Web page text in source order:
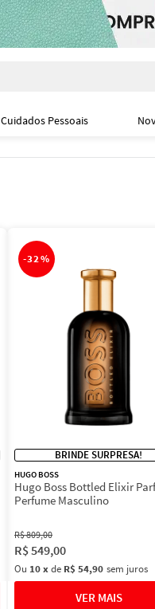
Cuidados Pessoais
-32%
BRINDE SURPRESA!
HUGO BOSS
Hugo Boss Bottled Elixir
Perfume Masculino
R$809,00
R$549,00
Ou 10xde R$ 54,90 sem juros